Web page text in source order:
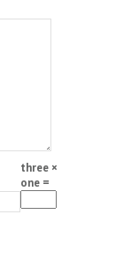
three ×
one =